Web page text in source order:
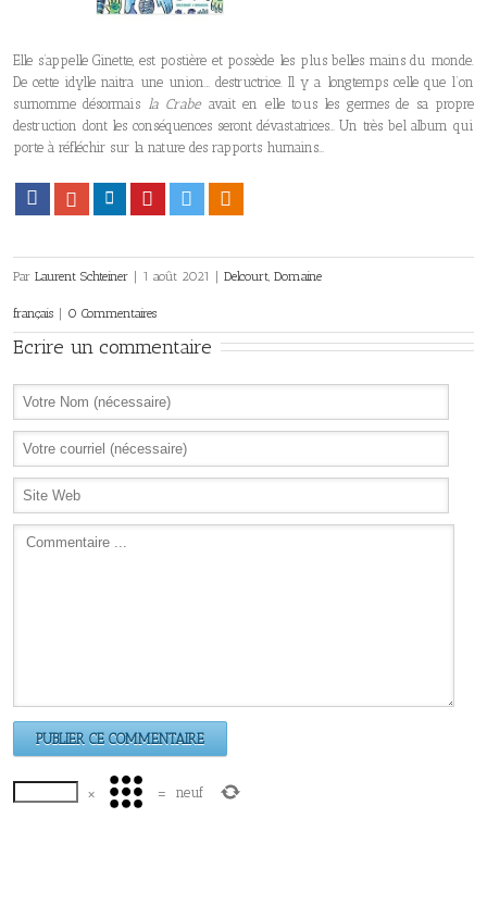
Elle s’appelle Ginette, est postière et possède les plus belles mains du monde.
De cette idylle naitra une union… destructrice. Il y a longtemps celle que l’on
surnomme désormais la Crabe avait en elle tous les germes de sa propre
destruction dont les conséquences seront dévastatrices… Un très bel album qui
porte à réfléchir sur la nature des rapports humains…
Facebook Google+
Par Laurent Schteiner 1 août 2021 Delcourt, Domaine
français 0 Commentaires
Ecrire un commentaire
× = neuf